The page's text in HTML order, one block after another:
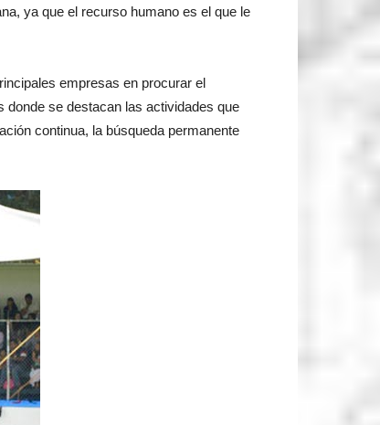
ya que el recurso humano es el que le
empresas en procurar el
donde se destacan las actividades que
continua, la búsqueda permanente